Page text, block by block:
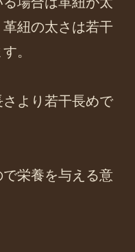
紐の太さは若干
。
より若干長めで
栄養を与える意